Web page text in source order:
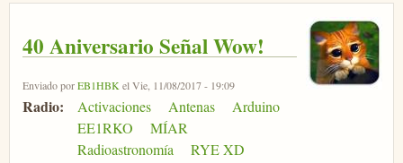
40 Aniversario Señal Wow!
Enviado porEB1HBK el Vie, 11/08/2017 - 19:09
Radio: Activaciones Antenas
Arduino
EE1RKO
MÍAR
Radioastronomía
RYE XD